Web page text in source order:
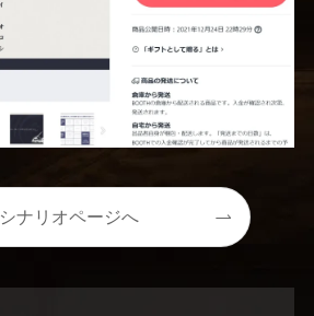
シナリオページへ